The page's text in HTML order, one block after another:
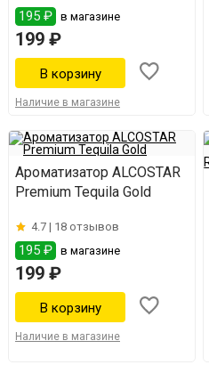
195 ₽ в магазине
199 ₽
Наличие в магазине
Ароматизатор ALCOSTAR
Premium Tequila Gold
4.7 | 18 отзывов
195 ₽ в магазине
199 ₽
Наличие в магазине